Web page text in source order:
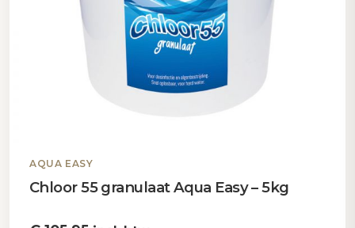
AQUA EASY
Chloor 55 granulaat Aqua Easy – 5kg